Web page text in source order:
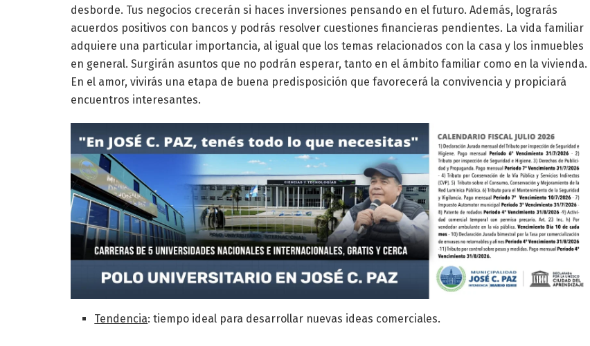
desborde. Tus negocios crecerán si haces inversiones pensando en el futuro. Además, lograrás
acuerdos positivos con bancos y podrás resolver cuestiones financieras pendientes. La vida familiar
adquiere una particular importancia, al igual que los temas relacionados con la casa y los inmuebles
en general. Surgirán asuntos que no podrán esperar, tanto en el ámbito familiar como en la vivienda.
En el amor, vivirás una etapa de buena predisposición que favorecerá la convivencia y propiciará
encuentros interesantes.
Tendencia: tiempo ideal para desarrollar nuevas ideas comerciales.